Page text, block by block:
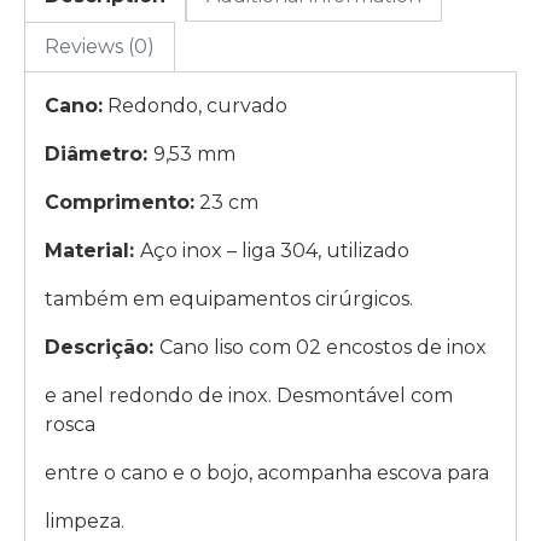
Reviews (0)
Cano: Redondo, curvado
Diâmetro: 9,53 mm
Comprimento: 23 cm
Material: Aço inox – liga 304, utilizado
também em equipamentos cirúrgicos.
Descrição: Cano liso com 02 encostos de inox
e anel redondo de inox. Desmontável com
rosca
entre o cano e o bojo, acompanha escova para
limpeza.